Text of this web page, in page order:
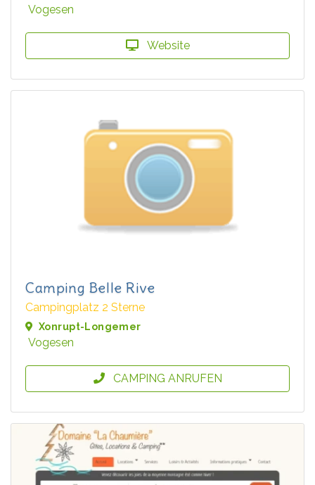
Vogesen
Website
Camping Belle Rive
Campingplatz 2 Sterne
Xonrupt-Longemer
Vogesen
CAMPING ANRUFEN